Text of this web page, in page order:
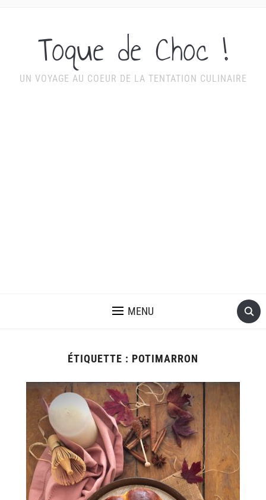
Toque de Choc !
UN VOYAGE AU COEUR DE LA TENTATION CULINAIRE
MENU
ÉTIQUETTE : POTIMARRON